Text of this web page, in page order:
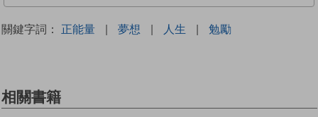
關鍵字詞： 正能量 | 夢想 | 人生 | 勉勵
相關書籍